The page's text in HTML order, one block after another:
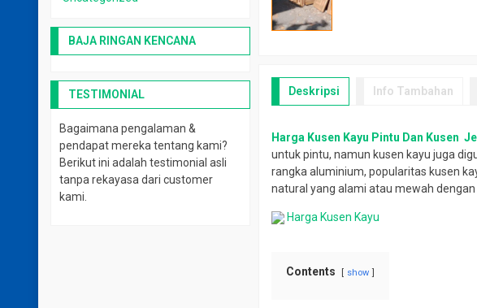
Deskripsi Info Tambahan
Harga Kusen Kayu Pintu Dan Kusen
untuk pintu, namun kusen kayu juga
rangka aluminium, popularitas kusen
natural yang alami atau mewah dengan
Harga Kusen Kayu
Contents show
BAJA RINGAN KENCANA
TESTIMONIAL
Bagaimana pengalaman &
pendapat mereka tentang kami?
Berikut ini adalah testimonial asli
tanpa rekayasa dari customer
kami.